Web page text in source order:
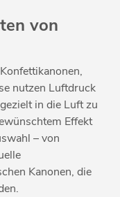
von
nutzen Luftdruck
in die Luft zu
Effekt
– von
Kanonen, die